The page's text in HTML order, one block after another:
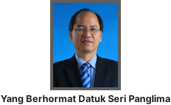
Yang Berhormat Datuk Seri Panglima